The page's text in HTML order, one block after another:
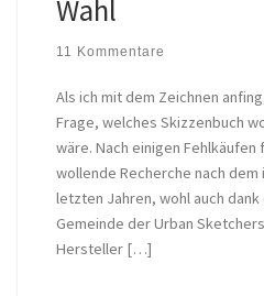
Wahl
11 Kommentare
Als ich mit dem Zeichnen
Frage, welches Skizzenbuch
wäre. Nach einigen
wollende Recherche nach dem
letzten Jahren, wohl auch
Gemeinde der Urban
Hersteller […]